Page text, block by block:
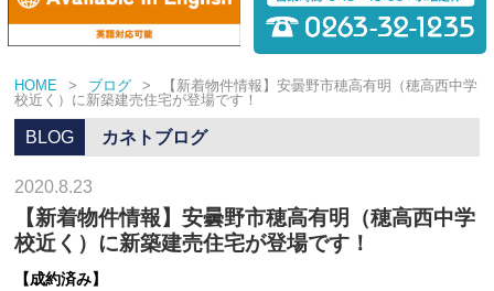
HOME > ブログ >
【新着物件情報】安曇野市穂高有明（穂高西中学
校近く）に新築建売住宅が登場です！
BLOG カネトブログ
2020.8.23
【新着物件情報】安曇野市穂高有明（穂高西中学
校近く）に新築建売住宅が登場です！
【成約済み】